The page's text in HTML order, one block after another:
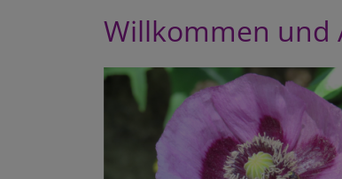
Willkommen und